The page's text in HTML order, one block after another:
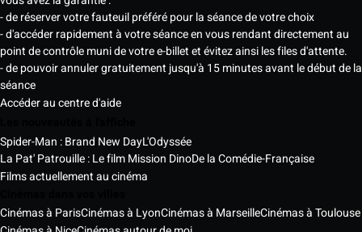
- de réserver votre fauteuil préféré pour la séance de votre choix
- d'accéder rapidement à votre séance en vous rendant directement au
point de contrôle muni de votre e-billet et évitez ainsi les files d'attente.
- de pouvoir annuler gratuitement jusqu'à 15 minutes avant le début de la
séance
Accéder au centre d'aide
Spider-Man : Brand New DayL'Odyssée
La Pat' Patrouille : Le film Mission DinoDe la Comédie-Française
Films actuellement au cinéma
Cinémas à ParisCinémas à LyonCinémas à MarseilleCinémas à Toulouse